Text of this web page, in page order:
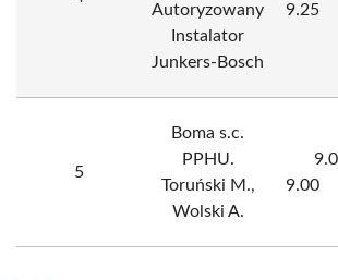
Autoryzowany
Instalator
Junkers-Bosch
9.25
5
Boma s.c.
PPHU.
Toruński M.,
Wolski A.
9.00